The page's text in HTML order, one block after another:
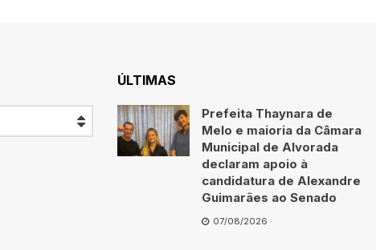
ÚLTIMAS
Prefeita Thaynara de
Melo e maioria da Câmara
Municipal de Alvorada
declaram apoio à
candidatura de Alexandre
Guimarães ao Senado
07/08/2026